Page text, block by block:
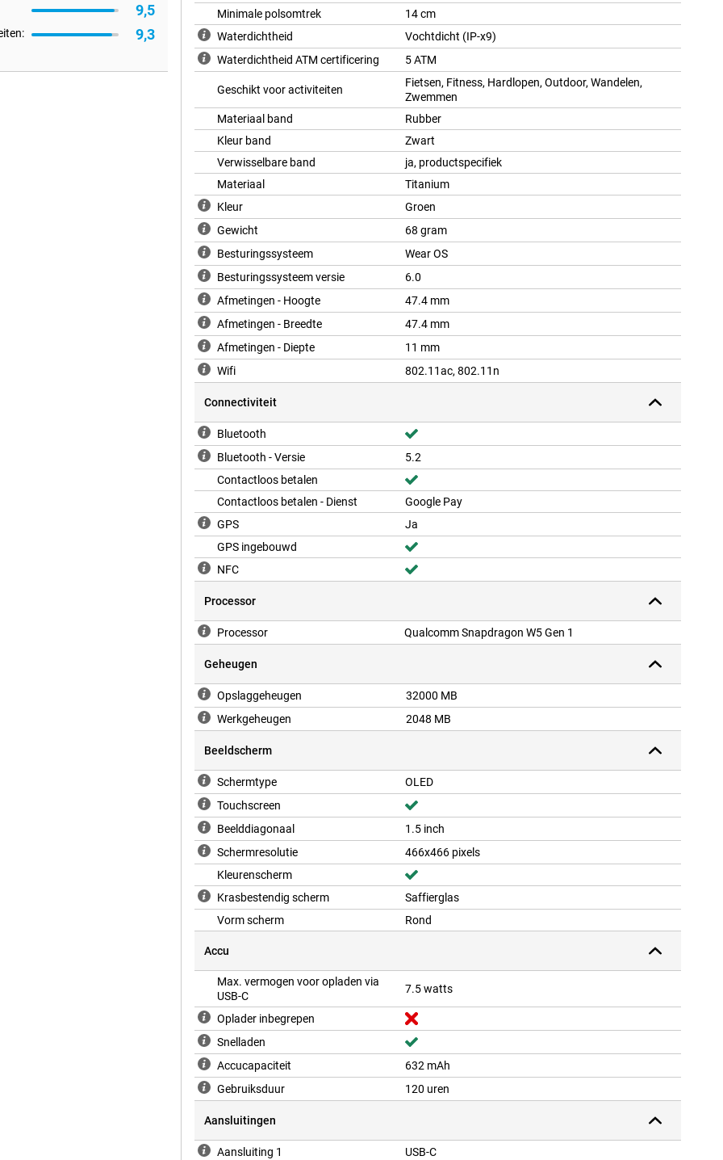
mee. In de energiebesparende
modus haal je 5 dagen bij
in je dagelijkse routine. Ideaal
deze watch het nog een tijdje
9,5
9,3
Minimale polsomtrek
14 cm
Waterdichtheid
Vochtdicht (IP-x9)
Waterdichtheid ATM certificering
5 ATM
Geschikt voor activiteiten
Fietsen, Fitness, Hardlopen, Outdoor, Wandelen,
Zwemmen
Materiaal band
Rubber
Kleur band
Zwart
Verwisselbare band
ja, productspecifiek
Materiaal
Titanium
Kleur
Groen
Gewicht
68 gram
Besturingssysteem
Wear OS
Besturingssysteem versie
6.0
Afmetingen - Hoogte
47.4 mm
Afmetingen - Breedte
47.4 mm
Afmetingen - Diepte
11 mm
Wifi
802.11ac, 802.11n
Connectiviteit
Bluetooth
Bluetooth - Versie
5.2
Contactloos betalen
Contactloos betalen - Dienst
Google Pay
GPS
Ja
GPS ingebouwd
NFC
Processor
Processor Qualcomm Snapdragon W5 Gen 1
Geheugen
Opslaggeheugen
32000 MB
Werkgeheugen
2048 MB
Beeldscherm
Schermtype
OLED
Touchscreen
Beelddiagonaal
1.5 inch
Schermresolutie
466x466 pixels
Kleurenscherm
Krasbestendig scherm
Saffierglas
Vorm scherm
Rond
Accu
Max. vermogen voor opladen via
USB-C
7.5 watts
Oplader inbegrepen
Snelladen
Accucapaciteit
632 mAh
Gebruiksduur
120 uren
Aansluitingen
Aansluiting 1
USB-C